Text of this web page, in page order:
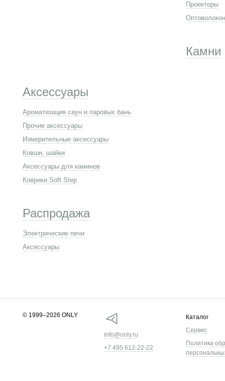
Проекторы
Камни
Аксессуары
Ароматизация саун и паровых бань
Прочие аксессуары
Измерительные аксессуары
Ковши, шайки
Аксессуары для каминов
Коврики Soft Step
Распродажа
Электрические печи
Аксессуары
© 1999–2026 ONLY
info@only.ru
+7 495 612-22-22
Каталог
Сервис
Политика